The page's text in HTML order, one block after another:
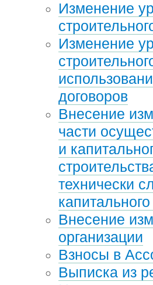
Изменение
Изменение
договоров
Внесение
части
и
технически
Внесение
организации
Взносы в
Выписка из